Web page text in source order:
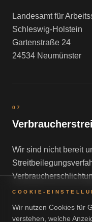
Landesamt für
Schleswig-Holstein
Gartenstraße 24
24534 Neumünster
07
Wir sind nicht bereit
COOKIE-
Wir nutzen Cookies für
verstehen, welche